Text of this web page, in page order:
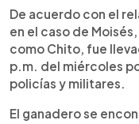
De acuerdo con el
en el caso de
como Chito, fue
p.m. del miércoles
policías y militares.
El ganadero se